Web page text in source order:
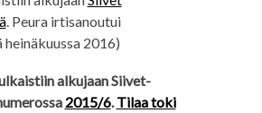
. Peura irtisanoutui
2016)
alkujaan Siivet-
2015/6. Tilaa toki